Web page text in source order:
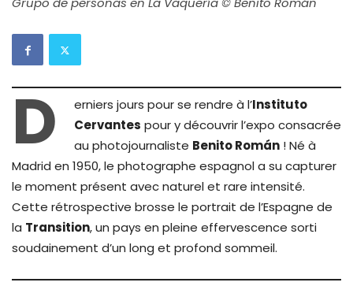
D erniers jours pour se rendre à l’Instituto
Cervantes pour y découvrir l’expo consacrée
au photojournaliste Benito Román ! Né à
Madrid en 1950, le photographe espagnol a su capturer
le moment présent avec naturel et rare intensité.
Cette rétrospective brosse le portrait de l’Espagne de
la Transition, un pays en pleine effervescence sorti
soudainement d’un long et profond sommeil.